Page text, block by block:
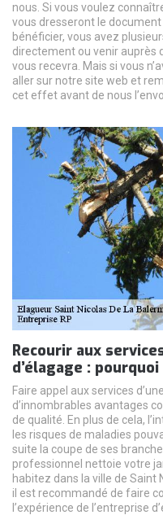
nous. Si vous voulez
vous dresseront le
bénéficier, vous avez
directement ou venir auprès
vous recevra. Mais si vous
aller sur notre site web et
cet effet avant de nous
Recourir aux
d’élagage :
Faire appel aux services
d’innombrables avantages
de qualité. En plus de cela,
les risques de maladies
suite la coupe de ses
professionnel nettoie votre
habitez dans la ville de Saint
il est recommandé de faire
l’expérience de l’entreprise